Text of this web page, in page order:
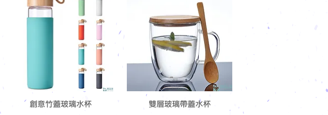
創意竹蓋玻璃水杯 雙層玻璃帶蓋水杯